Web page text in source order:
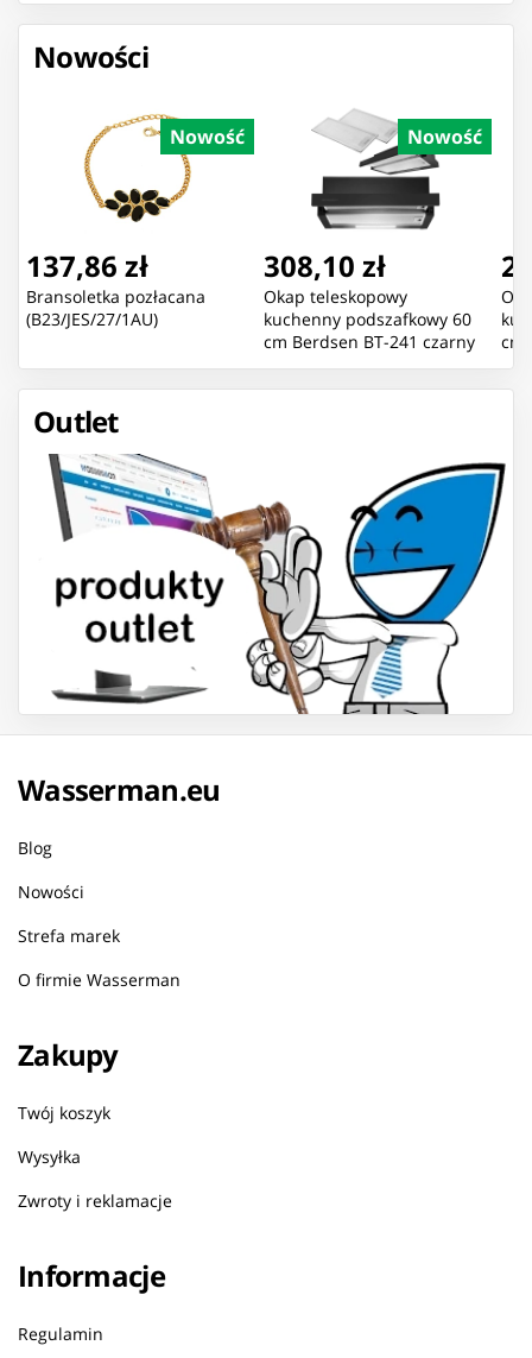
Nowości
Nowość
137,86 zł
Bransoletka pozłacana
(B23/JES/27/1AU)
Nowość
308,10 zł
Okap teleskopowy
kuchenny podszafkowy 60
cm Berdsen BT-241 czarny
cm
Outlet
Wasserman.eu
Blog
Nowości
Strefa marek
O firmie Wasserman
Zakupy
Twój koszyk
Wysyłka
Zwroty i reklamacje
Informacje
Regulamin